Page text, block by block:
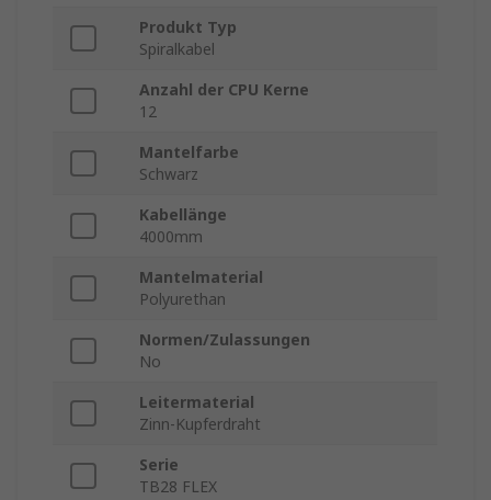
Produkt Typ
Spiralkabel
Anzahl der CPU Kerne
12
Mantelfarbe
Schwarz
Kabellänge
4000mm
Mantelmaterial
Polyurethan
Normen/Zulassungen
No
Leitermaterial
Zinn-Kupferdraht
Serie
TB28 FLEX